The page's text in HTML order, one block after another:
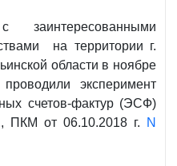
на территории г.
области в ноябре
эксперимент
счетов-фактур (ЭСФ)
ПКМ от 06.10.2018 г.
N